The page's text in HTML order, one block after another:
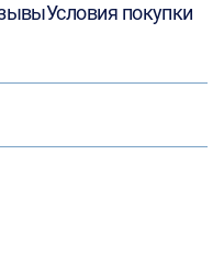
Условия покупки